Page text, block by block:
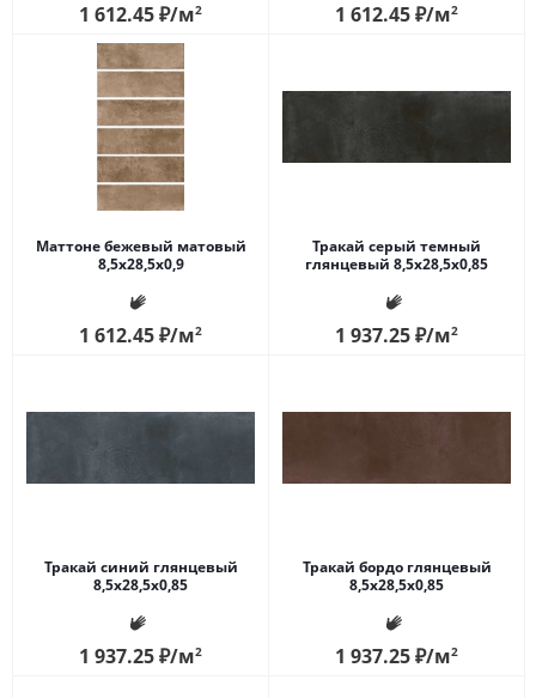
1 612.45₽/м2 1 612.45₽/м2
Маттоне бежевый матовый
8,5x28,5x0,9
1 612.45₽/м2
Тракай серый темный
глянцевый 8,5x28,5x0,85
1 937.25₽/м2
Тракай синий глянцевый
8,5x28,5x0,85
1 937.25₽/м2
Тракай бордо глянцевый
8,5x28,5x0,85
1 937.25₽/м2